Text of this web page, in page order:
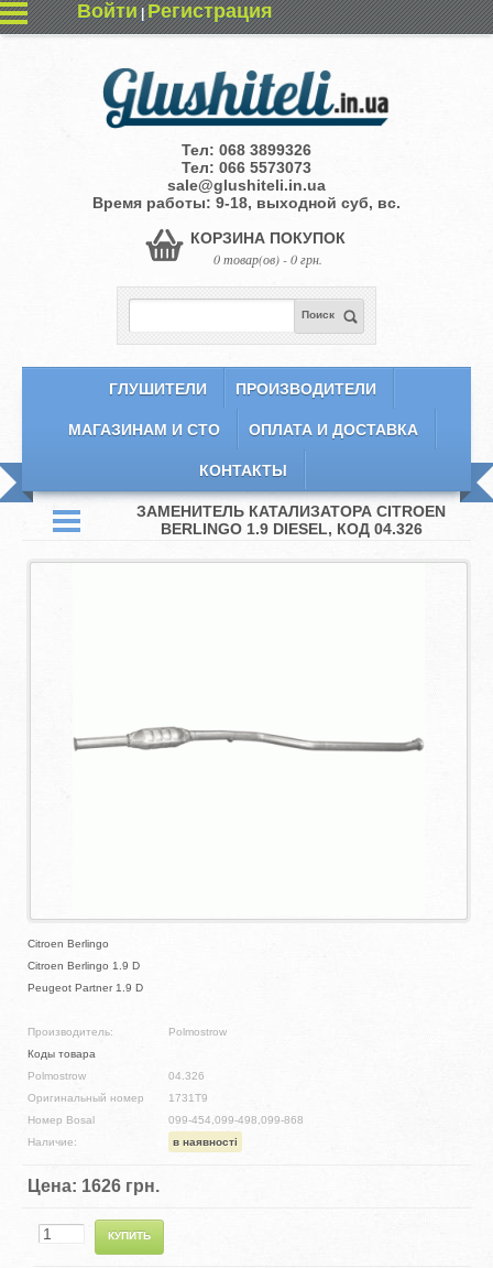
Войти|Регистрация
Тел: 068 3899326
Тел: 066 5573073
sale@glushiteli.in.ua
Время работы: 9-18, выходной суб, вс.
КОРЗИНА ПОКУПОК
0 товар(ов) - 0 грн.
Поиск
ГЛУШИТЕЛИ ПРОИЗВОДИТЕЛИ
МАГАЗИНАМ И СТО ОПЛАТА И ДОСТАВКА
КОНТАКТЫ
ЗАМЕНИТЕЛЬ КАТАЛИЗАТОРА CITROEN
BERLINGO 1.9 DIESEL, КОД 04.326
Citroen Berlingo
Citroen Berlingo 1.9 D
Peugeot Partner 1.9 D
Производитель:
Polmostrow
Коды товара
Polmostrow
04.326
Оригинальный номер
1731T9
Номер Bosal
099-454,099-498,099-868
Наличие:
в наявності
Цена: 1626 грн.